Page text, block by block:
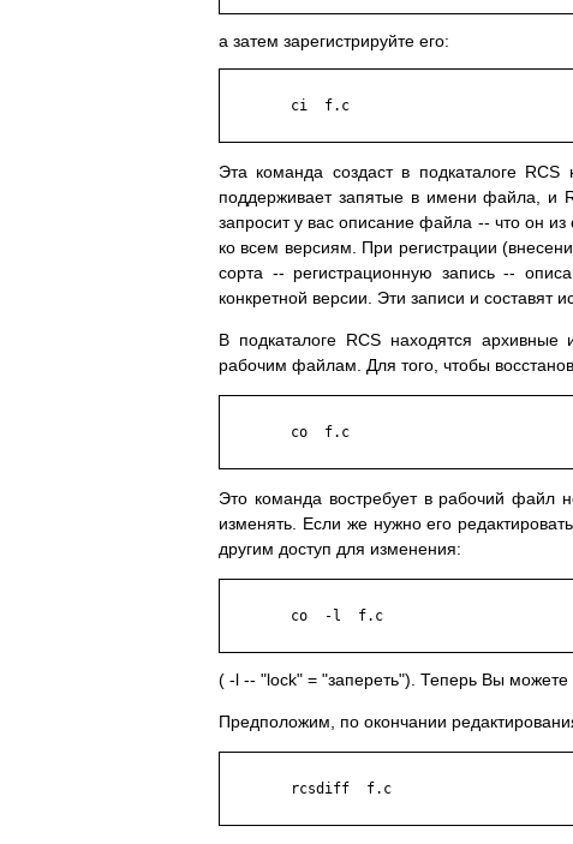
а затем зарегистрируйте его:
Эта команда создаст в подкаталоге
поддерживает запятые в имени файла, и
запросит у вас описание файла -- что он из
ко всем версиям. При регистрации
сорта -- регистрационную запись --
конкретной версии. Эти записи и составят
В подкаталоге RCS находятся
рабочим файлам. Для того, чтобы
Это команда востребует в рабочий файл
изменять. Если же нужно его
другим доступ для изменения:
( -l -- "lock" = "запереть"). Теперь Вы можете
Предположим, по окончании